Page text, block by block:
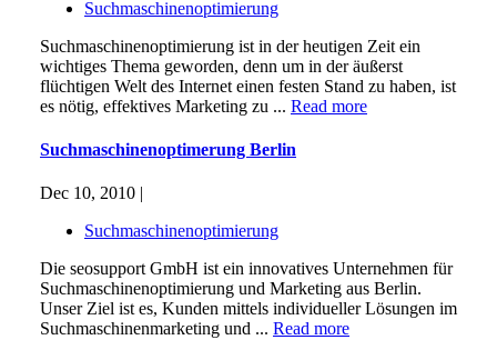
Suchmaschinenoptimierung
Suchmaschinenoptimierung ist in der heutigen Zeit ein
wichtiges Thema geworden, denn um in der äußerst
flüchtigen Welt des Internet einen festen Stand zu haben, ist
es nötig, effektives Marketing zu ... Read more
Suchmaschinenoptimerung Berlin
Dec 10, 2010 |
Suchmaschinenoptimierung
Die seosupport GmbH ist ein innovatives Unternehmen für
Suchmaschinenoptimierung und Marketing aus Berlin.
Unser Ziel ist es, Kunden mittels individueller Lösungen im
Suchmaschinenmarketing und ... Read more